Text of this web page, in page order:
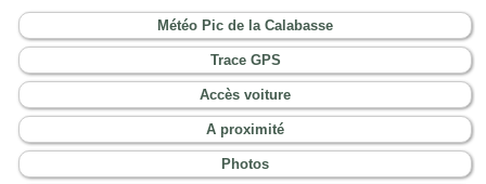
Météo Pic de la Calabasse
Trace GPS
Accès voiture
A proximité
Photos